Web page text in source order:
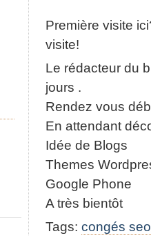
Première visite
visite!
Le rédacteur du
jours .
Rendez vous
En attendant
Idée de Blogs
Themes
Google Phone
A très bientôt
Tags: congés seo